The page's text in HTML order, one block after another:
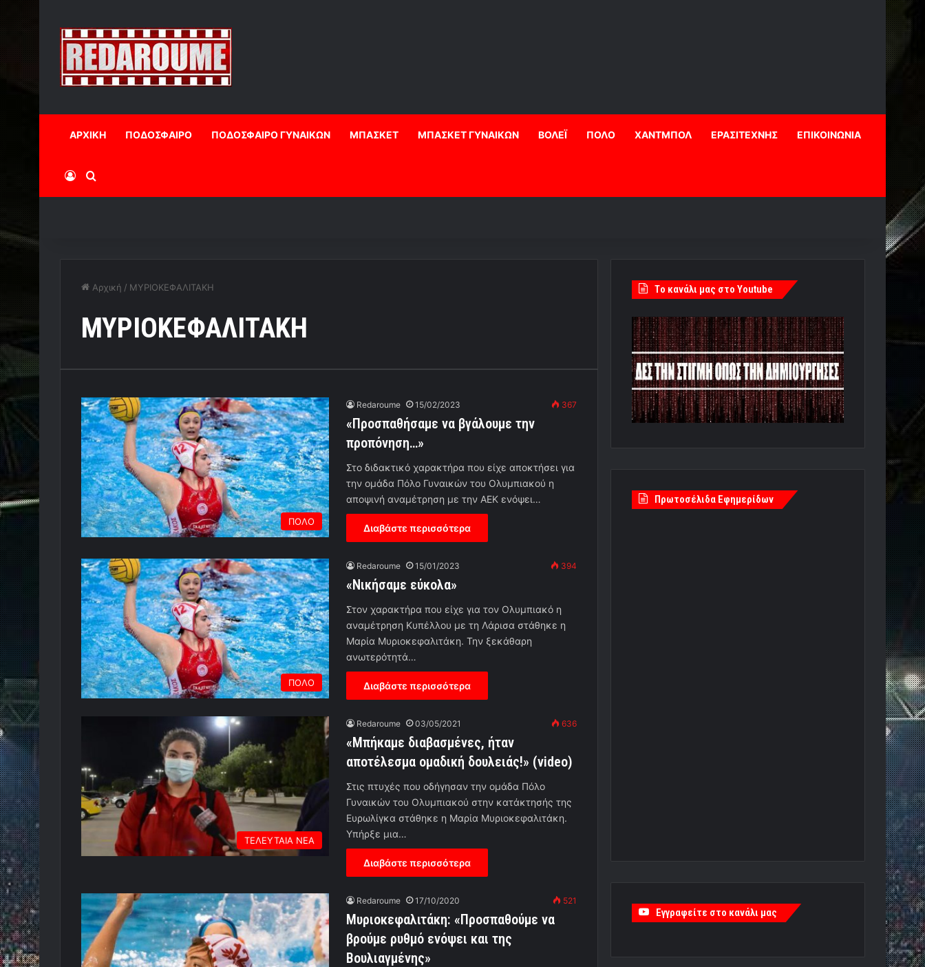
ΑΡΧΙΚΗ ΠΟΔΟΣΦΑΙΡΟ ΠΟΔΟΣΦΑΙΡΟ ΓΥΝΑΙΚΩΝ ΜΠΑΣΚΕΤ ΜΠΑΣΚΕΤ ΓΥΝΑΙΚΩΝ ΒΟΛΕΪ ΠΟΛΟ ΧΑΝΤΜΠΟΛ ΕΡΑΣΙΤΕΧΝΗΣ ΕΠΙΚΟΙΝΩΝΙΑ
Log InΑναζήτηση
Αρχική / ΜΥΡΙΟΚΕΦΑΛΙΤΑΚΗ
ΜΥΡΙΟΚΕΦΑΛΙΤΑΚΗ
ΠΟΛΟ
Redaroume 15/02/2023 367
«Προσπαθήσαμε να βγάλουμε την
προπόνηση…»
Στο διδακτικό χαρακτήρα που είχε αποκτήσει για
την ομάδα Πόλο Γυναικών του Ολυμπιακού η
αποψινή αναμέτρηση με την ΑΕΚ ενόψει…
Διαβάστε περισσότερα
ΠΟΛΟ
Redaroume 15/01/2023 394
«Νικήσαμε εύκολα»
Στον χαρακτήρα που είχε για τον Ολυμπιακό η
αναμέτρηση Κυπέλλου με τη Λάρισα στάθηκε η
Μαρία Μυριοκεφαλιτάκη. Την ξεκάθαρη
ανωτερότητά…
Διαβάστε περισσότερα
ΤΕΛΕΥΤΑΙΑ ΝΕΑ
Redaroume 03/05/2021 636
«Μπήκαμε διαβασμένες, ήταν
αποτέλεσμα ομαδική δουλειάς!» (video)
Στις πτυχές που οδήγησαν την ομάδα Πόλο
Γυναικών του Ολυμπιακού στην κατάκτησής της
Ευρωλίγκα στάθηκε η Μαρία Μυριοκεφαλιτάκη.
Υπήρξε μια…
Διαβάστε περισσότερα
Redaroume 17/10/2020 521
Μυριοκεφαλιτάκη: «Προσπαθούμε να
βρούμε ρυθμό ενόψει και της
Βουλιαγμένης»
Tο κανάλι μας στο Youtube
Πρωτοσέλιδα Εφημερίδων
Εγγραφείτε στο κανάλι μας